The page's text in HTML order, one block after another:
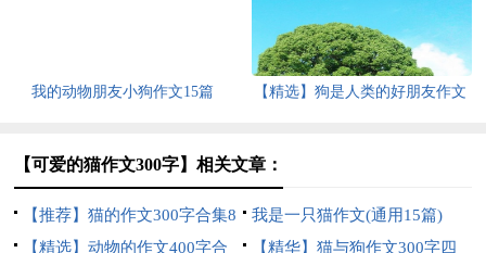
我的动物朋友小狗作文15篇
【精选】狗是人类的好朋友作文
【可爱的猫作文300字】相关文章：
【推荐】猫的作文300字合集8
篇
我是一只猫作文(通用15篇)
【精选】动物的作文400字合
【精华】猫与狗作文300字四